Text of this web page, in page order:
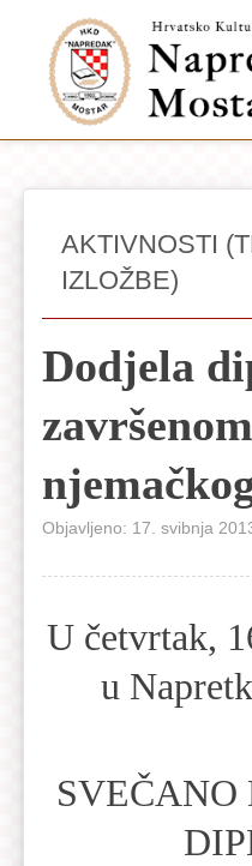
AKTIVNOSTI
IZLOŽBE)
Dodjela
Objavljeno: 17. svibnja
U četvrtak,
u
SVEČANO